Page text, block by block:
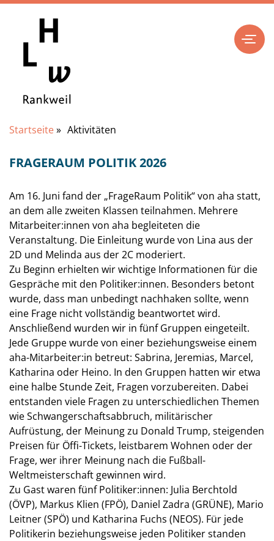
Startseite» Aktivitäten
FRAGERAUM POLITIK 2026
Am 16. Juni fand der „FrageRaum Politik“ von aha statt,
an dem alle zweiten Klassen teilnahmen. Mehrere
Mitarbeiter:innen von aha begleiteten die
Veranstaltung. Die Einleitung wurde von Lina aus der
2D und Melinda aus der 2C moderiert.
Zu Beginn erhielten wir wichtige Informationen für die
Gespräche mit den Politiker:innen. Besonders betont
wurde, dass man unbedingt nachhaken sollte, wenn
eine Frage nicht vollständig beantwortet wird.
Anschließend wurden wir in fünf Gruppen eingeteilt.
Jede Gruppe wurde von einer beziehungsweise einem
aha-Mitarbeiter:in betreut: Sabrina, Jeremias, Marcel,
Katharina oder Heino. In den Gruppen hatten wir etwa
eine halbe Stunde Zeit, Fragen vorzubereiten. Dabei
entstanden viele Fragen zu unterschiedlichen Themen
wie Schwangerschaftsabbruch, militärischer
Aufrüstung, der Meinung zu Donald Trump, steigenden
Preisen für Öffi-Tickets, leistbarem Wohnen oder der
Frage, wer ihrer Meinung nach die Fußball-
Weltmeisterschaft gewinnen wird.
Zu Gast waren fünf Politiker:innen: Julia Berchtold
(ÖVP), Markus Klien (FPÖ), Daniel Zadra (GRÜNE), Mario
Leitner (SPÖ) und Katharina Fuchs (NEOS). Für jede
Politikerin beziehungsweise jeden Politiker standen